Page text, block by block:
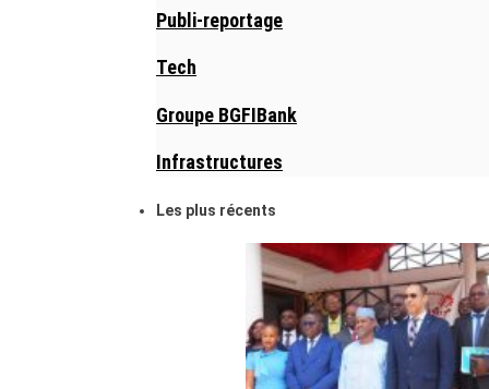
Publi-reportage
Tech
Groupe BGFIBank
Infrastructures
Les plus récents